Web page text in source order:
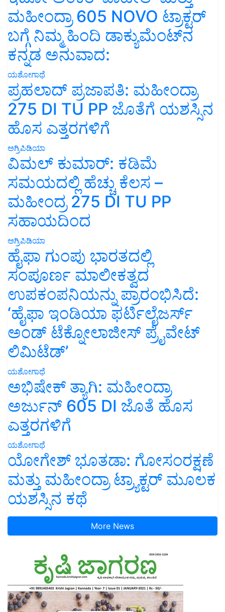
ಮಹೀಂದ್ರಾ 605 NOVO ಟ್ರಾಕ್ಟರ್
ಬಗ್ಗೆ ನಿಮ್ಮ ಹಿಂದಿ ಡಾಕ್ಯುಮೆಂಟ್‌ನ
ಕನ್ನಡ ಅನುವಾದ:
ಯಶೋಗಾಥೆ
ಪ್ರಹಲಾದ್ ಪ್ರಜಾಪತಿ: ಮಹೀಂದ್ರಾ
275 DI TU PP ಜೊತೆಗೆ ಯಶಸ್ಸಿನ
ಹೊಸ ಎತ್ತರಗಳಿಗೆ
ಅಗ್ರಿಪಿಡಿಯಾ
ವಿಮಲ್ ಕುಮಾರ್: ಕಡಿಮೆ
ಸಮಯದಲ್ಲಿ ಹೆಚ್ಚು ಕೆಲಸ –
ಮಹೀಂದ್ರ 275 DI TU PP
ಸಹಾಯದಿಂದ
ಅಗ್ರಿಪಿಡಿಯಾ
ಹೈಫಾ ಗುಂಪು ಭಾರತದಲ್ಲಿ
ಸಂಪೂರ್ಣ ಮಾಲೀಕತ್ವದ
ಉಪಕಂಪನಿಯನ್ನು ಪ್ರಾರಂಭಿಸಿದೆ:
‘ಹೈಫಾ ಇಂಡಿಯಾ ಫರ್ಟಿಲೈಜರ್ಸ್
ಅಂಡ್ ಟೆಕ್ನೋಲಾಜೀಸ್ ಪ್ರೈವೇಟ್
ಲಿಮಿಟೆಡ್’
ಯಶೋಗಾಥೆ
ಅಭಿಷೇಕ್ ತ್ಯಾಗಿ: ಮಹೀಂದ್ರಾ
ಅರ್ಜುನ್ 605 DI ಜೊತೆ ಹೊಸ
ಎತ್ತರಗಳಿಗೆ
ಯಶೋಗಾಥೆ
ಯೋಗೇಶ್ ಭೂತಡಾ: ಗೋಸಂರಕ್ಷಣೆ
ಮತ್ತು ಮಹೀಂದ್ರಾ ಟ್ರ್ಯಾಕ್ಟರ್ ಮೂಲಕ
ಯಶಸ್ಸಿನ ಕಥೆ
More News